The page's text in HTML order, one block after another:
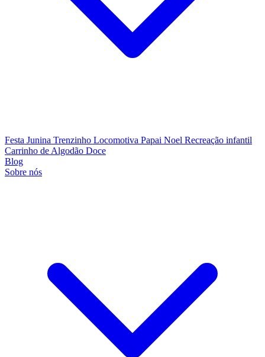
Festa Junina Trenzinho Locomotiva Papai Noel Recreação infantil
Carrinho de Algodão Doce
Blog
Sobre nós